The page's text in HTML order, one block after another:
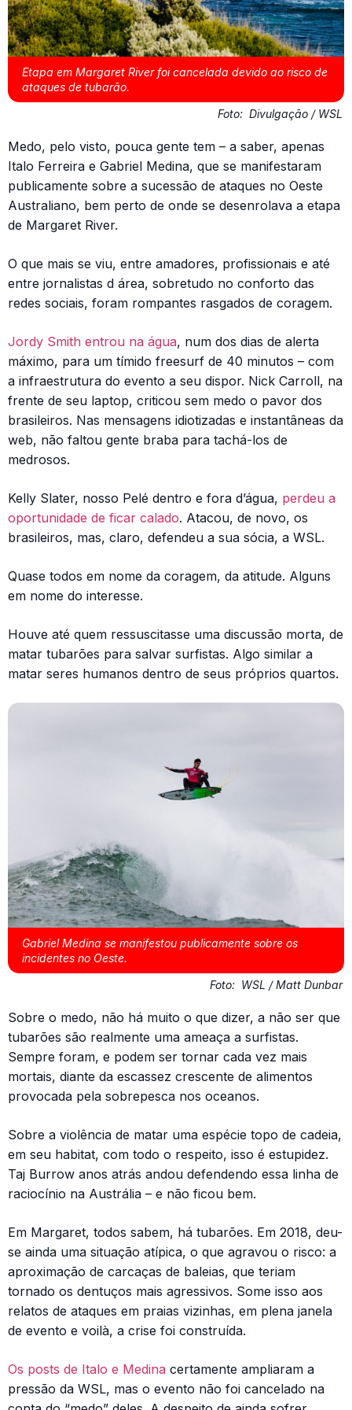
Etapa em Margaret River foi cancelada devido ao risco de
ataques de tubarão.
Foto: Divulgação / WSL
Medo, pelo visto, pouca gente tem – a saber, apenas
Italo Ferreira e Gabriel Medina, que se manifestaram
publicamente sobre a sucessão de ataques no Oeste
Australiano, bem perto de onde se desenrolava a etapa
de Margaret River.
O que mais se viu, entre amadores, profissionais e até
entre jornalistas d área, sobretudo no conforto das
redes sociais, foram rompantes rasgados de coragem.
Jordy Smith entrou na água, num dos dias de alerta
máximo, para um tímido freesurf de 40 minutos – com
a infraestrutura do evento a seu dispor. Nick Carroll, na
frente de seu laptop, criticou sem medo o pavor dos
brasileiros. Nas mensagens idiotizadas e instantâneas da
web, não faltou gente braba para tachá-los de
medrosos.
Kelly Slater, nosso Pelé dentro e fora d’água, perdeu a
oportunidade de ficar calado. Atacou, de novo, os
brasileiros, mas, claro, defendeu a sua sócia, a WSL.
Quase todos em nome da coragem, da atitude. Alguns
em nome do interesse.
Houve até quem ressuscitasse uma discussão morta, de
matar tubarões para salvar surfistas. Algo similar a
matar seres humanos dentro de seus próprios quartos.
Gabriel Medina se manifestou publicamente sobre os
incidentes no Oeste.
Foto: WSL / Matt Dunbar
Sobre o medo, não há muito o que dizer, a não ser que
tubarões são realmente uma ameaça a surfistas.
Sempre foram, e podem ser tornar cada vez mais
mortais, diante da escassez crescente de alimentos
provocada pela sobrepesca nos oceanos.
Sobre a violência de matar uma espécie topo de cadeia,
em seu habitat, com todo o respeito, isso é estupidez.
Taj Burrow anos atrás andou defendendo essa linha de
raciocínio na Austrália – e não ficou bem.
Em Margaret, todos sabem, há tubarões. Em 2018, deu-
se ainda uma situação atípica, o que agravou o risco: a
aproximação de carcaças de baleias, que teriam
tornado os dentuços mais agressivos. Some isso aos
relatos de ataques em praias vizinhas, em plena janela
de evento e voilà, a crise foi construída.
Os posts de Italo e Medina certamente ampliaram a
pressão da WSL, mas o evento não foi cancelado na